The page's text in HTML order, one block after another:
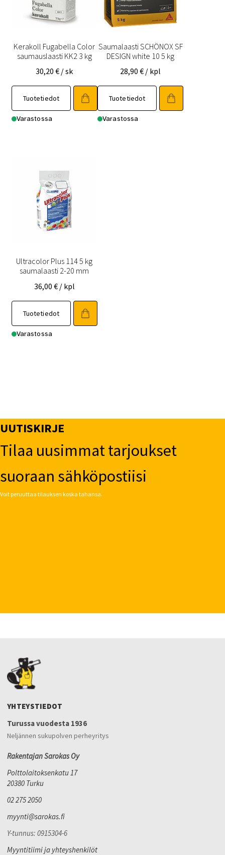
Kerakoll Fugabella Color
saumauslaasti KK2 3 kg
30,20€ / sk
Tuotetiedot
Varastossa
Saumalaasti SCHÖNOX SF
DESIGN white 10 5 kg
28,90€ / kpl
Tuotetiedot
Varastossa
Ultracolor Plus 114 5 kg
saumalaasti 2-20 mm
36,00 € / kpl
Tuotetiedot
Varastossa
UUTISKIRJE
Tilaa uusimmat tarjoukset
suoraan sähköpostiisi
Voit peruuttaa tilauksen koska tahansa.
YHTEYSTIEDOT
Turussa vuodesta 1936
Neljännen sukupolven perheyritys
Rakentajan Sarokas Oy
Polttolaitoksenkatu 17
20380 Turku
02 275 2050
myynti@sarokas.fi
Y-tunnus: 0915304-6
Myyntitiimi ja yhteyshenkilöt